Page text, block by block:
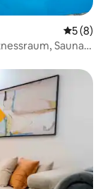
5 (8)
Sauna